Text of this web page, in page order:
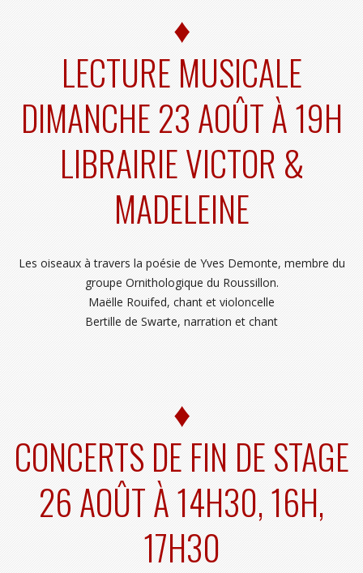
♦
LECTURE MUSICALE
DIMANCHE 23 AOÛT À 19H
LIBRAIRIE VICTOR &
MADELEINE
Les oiseaux à travers la poésie de Yves Demonte, membre du
groupe Ornithologique du Roussillon.
Maëlle Rouifed, chant et violoncelle
Bertille de Swarte, narration et chant
♦
CONCERTS DE FIN DE STAGE
26 AOÛT À 14H30, 16H,
17H30